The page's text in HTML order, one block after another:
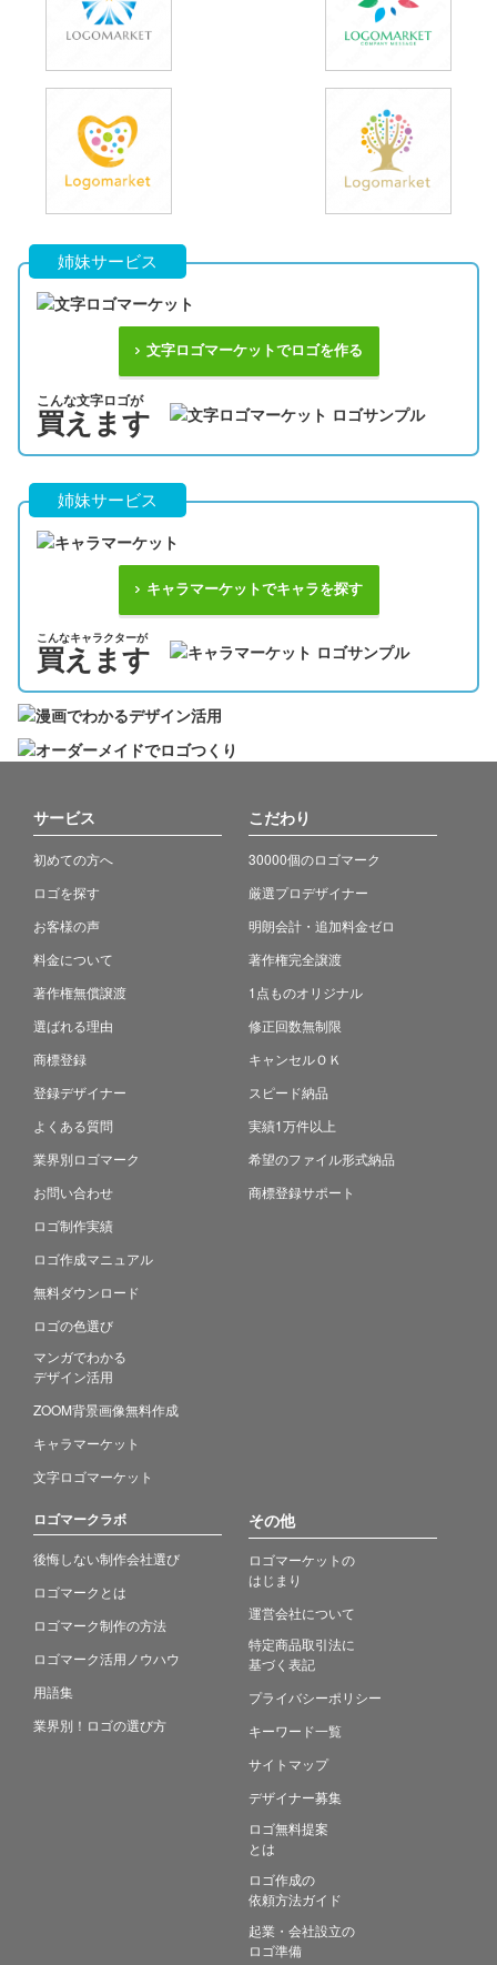
姉妹サービス
文字ロゴマーケットでロゴを作る
こんな文字ロゴが
買えます
姉妹サービス
キャラマーケットでキャラを探す
こんなキャラクターが
買えます
サービス
初めての方へ
ロゴを探す
お客様の声
料金について
著作権無償譲渡
選ばれる理由
商標登録
登録デザイナー
よくある質問
業界別ロゴマーク
お問い合わせ
ロゴ制作実績
ロゴ作成マニュアル
無料ダウンロード
ロゴの色選び
マンガでわかる
デザイン活用
ZOOM背景画像無料作成
キャラマーケット
文字ロゴマーケット
こだわり
30000個のロゴマーク
厳選プロデザイナー
明朗会計・追加料金ゼロ
著作権完全譲渡
1点ものオリジナル
修正回数無制限
キャンセルＯＫ
スピード納品
実績1万件以上
希望のファイル形式納品
商標登録サポート
ロゴマークラボ
後悔しない制作会社選び
ロゴマークとは
ロゴマーク制作の方法
ロゴマーク活用ノウハウ
用語集
業界別！ロゴの選び方
その他
ロゴマーケットの
はじまり
運営会社について
特定商品取引法に
基づく表記
プライバシーポリシー
キーワード一覧
サイトマップ
デザイナー募集
ロゴ無料提案
とは
ロゴ作成の
依頼方法ガイド
起業・会社設立の
ロゴ準備